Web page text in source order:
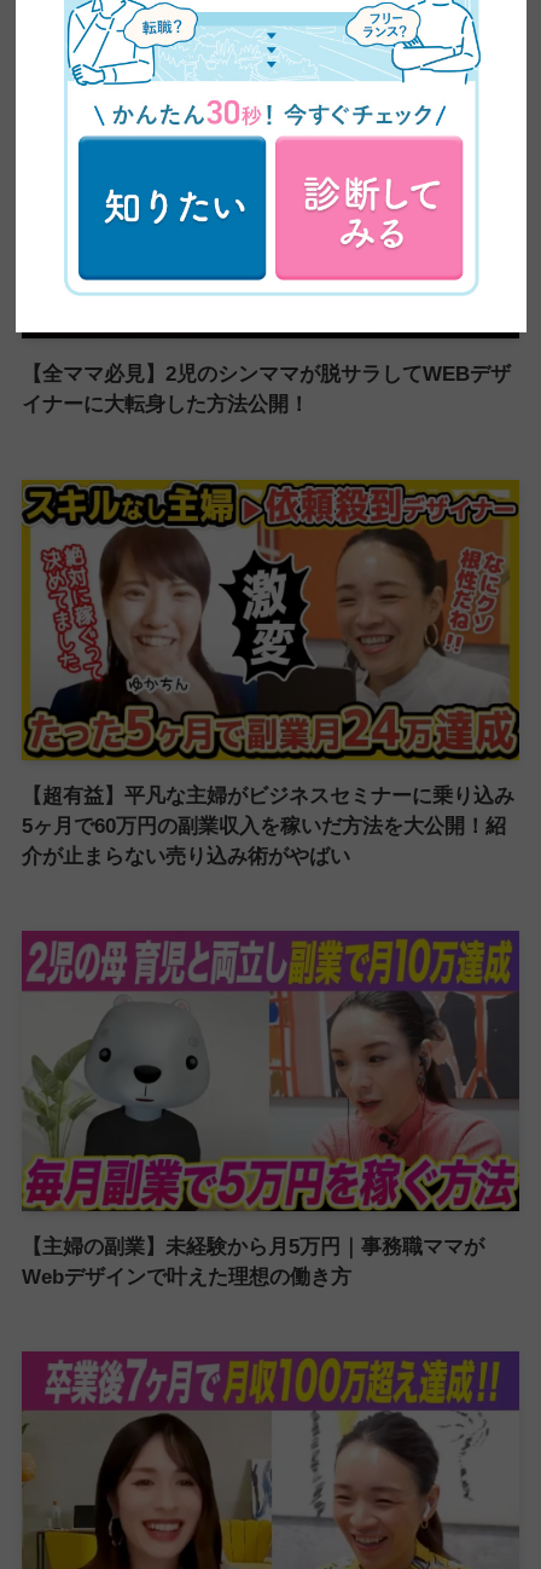
【全ママ必見】2児のシンママが脱サラしてWEBデザ
イナーに大転身した方法公開！
【超有益】平凡な主婦がビジネスセミナーに乗り込み
5ヶ月で60万円の副業収入を稼いだ方法を大公開！紹
介が止まらない売り込み術がやばい
【主婦の副業】未経験から月5万円｜事務職ママが
Webデザインで叶えた理想の働き方